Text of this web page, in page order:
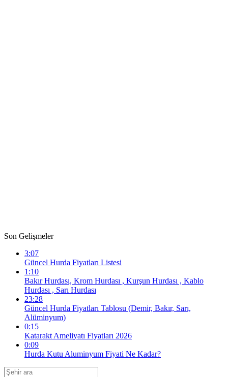
Son Gelişmeler
3:07
Güncel Hurda Fiyatları Listesi
1:10
Bakır Hurdası, Krom Hurdası , Kurşun Hurdası , Kablo
Hurdası , Sarı Hurdası
23:28
Güncel Hurda Fiyatları Tablosu (Demir, Bakır, Sarı,
Alüminyum)
0:15
Katarakt Ameliyatı Fiyatları 2026
0:09
Hurda Kutu Aluminyum Fiyati Ne Kadar?